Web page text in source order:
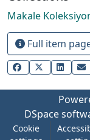
Makale
Full item
DSpace
Cookie